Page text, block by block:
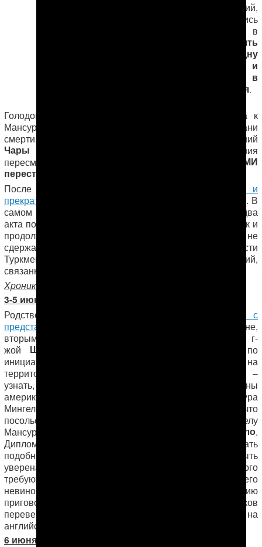
от своих намерений,
третьи пытались
«договориться», в
поменять
его статьи на одну
более легкую и
освободить в
ближайшее время.
Голодовка была прекращена 8 июня после визита к
Мансуру, находившемуся к тому времени на грани
смерти, начальника Департамента исполнения наказаний
Чары Гельдыева.
Чиновник дал обещания
пересмотреть дело Мансура в обмен на то,
что СМИ
перестанут публиковать информацию о нем
После нашего сообщения о том, что
Мансур жив и
прекратил голодовку
, известий о нем больше не было. В
самом Туркменистане за это время состоялось уже два
акта помилования — в июле и в октябре, но Мансур так и
продолжает отбывать наказание. Обещание чиновник не
сдержал. Сегодня «Альтернативные новости
Туркменистана» публикуют всю хронику событий,
связанных с судьбой М. Мингелова.
Хроника событий
3-5 июня, 2014 года
Родственники Мансура Мингелова
встретились с
представителем посольства США
в Туркменистане,
вторым секретарем политико-экономического отдела г-
жой Шан Ши (Shan Shi)
. Встреча состоялась по
инициативе семьи Мингеловых и проходила на
территории диппредставительства. Цель встречи –
узнать, ведется ли какая-нибудь работа со стороны
американских дипломатов в отношении дела Мансура
Мингелова. Американский дипломат сообщила, что
посольство США до сих пор
по делу
Мансура Мингелова туркменской стороне
не посылало.
Дипломат отметила, что для того чтобы послать
подобный запрос, американская сторона должна быть
уверена в невиновности Мансура Мингелова, а для этого
требуются документальные доказательства его
невиновности. В конце встречи г-жа Шан Ши взяла копию
приговора Мансуру и попросила его родственников
перевести двадцатитрехстраничный документ на
английский язык…
6 июня, 2014 г.